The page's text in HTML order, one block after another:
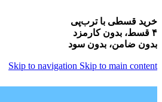
خرید قسطی با ترب‌پی
۴ قسط، بدون کارمزد
بدون ضامن، بدون سود
Skip to navigation Skip to main content